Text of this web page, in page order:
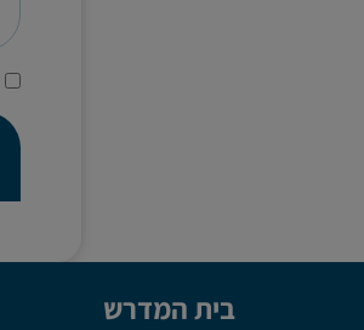
בית המדרש